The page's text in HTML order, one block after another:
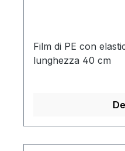
Film di PE con
lunghezza 40 cm